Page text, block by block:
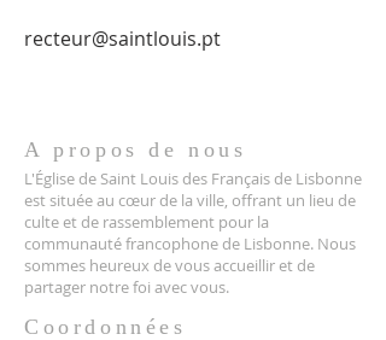
recteur@saintlouis.pt
A propos de nous
L'Église de Saint Louis des Français de Lisbonne
est située au cœur de la ville, offrant un lieu de
culte et de rassemblement pour la
communauté francophone de Lisbonne. Nous
sommes heureux de vous accueillir et de
partager notre foi avec vous.
Coordonnées